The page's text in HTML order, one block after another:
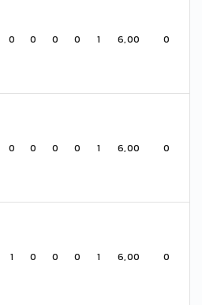
0 0 0 0 1 6,00 0
0 0 0 0 1 6,00 0
1 0 0 0 1 6,00 0